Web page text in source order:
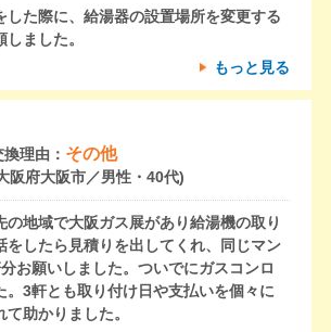
した際に、給湯器の設置場所を変更する
ました。
もっと見る
換理由： その他
阪府大阪市／男性・40代)
の地域で大阪ガス展があり給湯機の取り
をしたら見積りを出してくれ、同じマン
お願いしました。ついでにガスコンロ
。3軒とも取り付け日や支払いを個々に
助かりました。